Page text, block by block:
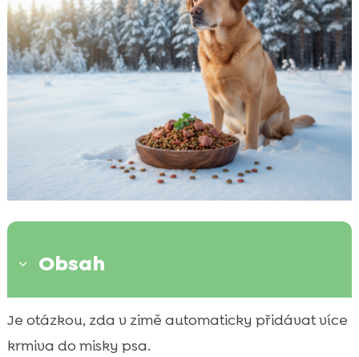
3 Obsah
 Proč se v zimě mění potřeby energie a živin
u psa
Je otázkou, zda v zimě automaticky přidávat více
krmiva do misky psa.